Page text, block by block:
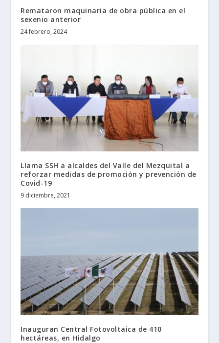
Remataron maquinaria de obra pública en el
sexenio anterior
24 febrero, 2024
Llama SSH a alcaldes del Valle del Mezquital a
reforzar medidas de promoción y prevención de
Covid-19
9 diciembre, 2021
Inauguran Central Fotovoltaica de 410
hectáreas, en Hidalgo